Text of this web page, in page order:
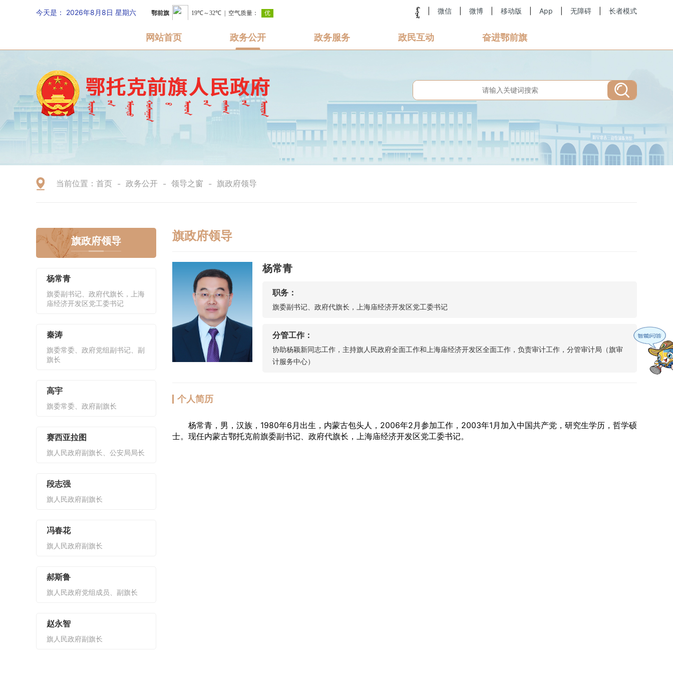
今天是： 2026年8月8日 星期六 微信 微博 移动版 App 无障碍 长者模式
网站首页 政务公开 政务服务 政民互动 奋进鄂前旗
当前位置： 首页 - 政务公开 - 领导之窗 - 旗政府领导
旗政府领导
杨常青
旗委副书记、政府代旗长，上海
庙经济开发区党工委书记
秦涛
旗委常委、政府党组副书记、副
旗长
高宇
旗委常委、政府副旗长
赛西亚拉图
旗人民政府副旗长、公安局局长‌
段志强
旗人民政府副旗长
冯春花
旗人民政府副旗长
郝斯鲁
旗人民政府党组成员、副旗长
赵永智
旗人民政府副旗长
旗政府领导
杨常青
职务：
旗委副书记、政府代旗长，上海庙经济开发区党工委书记
分管工作：
协助杨颖新同志工作，主持旗人民政府全面工作和上海庙经济开发区全面工作，负责审计工作，分管审计局（旗审
计服务中心）
个人简历
杨常青，男，汉族，1980年6月出生，内蒙古包头人，2006年2月参加工作，2003年1月加入中国共产党，研究生学历，哲学硕
士。现任内蒙古鄂托克前旗委副书记、政府代旗长，上海庙经济开发区党工委书记。